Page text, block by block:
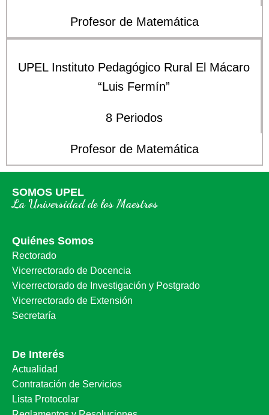
Profesor de Matemática
UPEL Instituto Pedagógico Rural El Mácaro
“Luis Fermín”
8 Periodos
Profesor de Matemática
SOMOS UPEL
La Universidad de los Maestros
Quiénes Somos
Rectorado
Vicerrectorado de Docencia
Vicerrectorado de Investigación y Postgrado
Vicerrectorado de Extensión
Secretaría
De Interés
Actualidad
Contratación de Servicios
Lista Protocolar